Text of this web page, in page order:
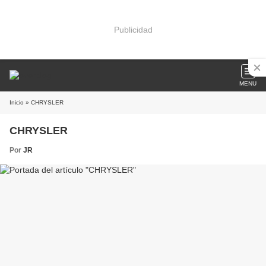
Publicidad
MENU
Inicio » CHRYSLER
CHRYSLER
Por JR